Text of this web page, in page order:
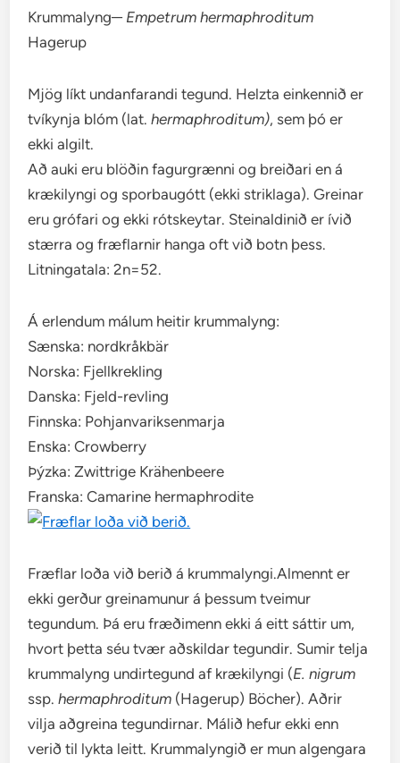
Krummalyng─ Empetrum hermaphroditum
Hagerup
Mjög líkt undanfarandi tegund. Helzta einkennið er
tvíkynja blóm (lat.hermaphroditum), sem þó er
ekki algilt.
Að auki eru blöðin fagurgrænni og breiðari en á
krækilyngi og sporbaugótt (ekki striklaga). Greinar
eru grófari og ekki rótskeytar. Steinaldinið er ívið
stærra og fræflarnir hanga oft við botn þess.
Litningatala: 2n=52.
Á erlendum málum heitir krummalyng:
Sænska: nordkråkbär
Norska: Fjellkrekling
Danska: Fjeld-revling
Finnska: Pohjanvariksenmarja
Enska: Crowberry
Þýzka: Zwittrige Krähenbeere
Franska: Camarine hermaphrodite
Fræflar loða við berið á krummalyngi.Almennt er
ekki gerður greinamunur á þessum tveimur
tegundum. Þá eru fræðimenn ekki á eitt sáttir um,
hvort þetta séu tvær aðskildar tegundir. Sumir telja
krummalyng undirtegund af krækilyngi (E. nigrum
ssp.hermaphroditum (Hagerup) Böcher). Aðrir
vilja aðgreina tegundirnar. Málið hefur ekki enn
verið til lykta leitt. Krummalyngið er mun algengara